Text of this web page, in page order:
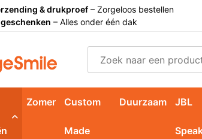
& drukproef– Zorgeloos bestellen
– Alles onder één dak
Zomer Custom
Made
Duurzaam JBL